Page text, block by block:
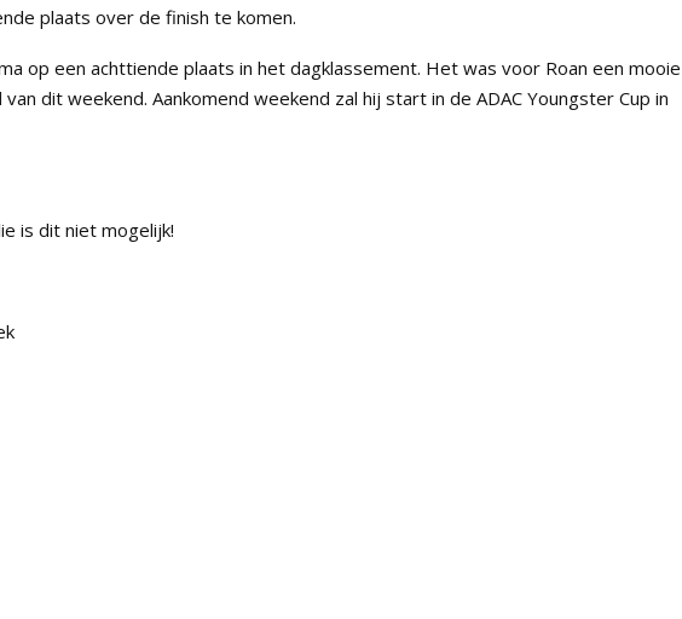
plaats over de finish te komen.
op een achttiende plaats in het dagklassement. Het was voor Roan een mooie
dit weekend. Aankomend weekend zal hij start in de ADAC Youngster Cup in
is dit niet mogelijk!